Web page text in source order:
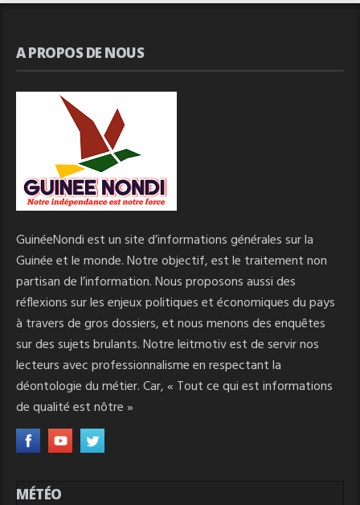
A PROPOS DE NOUS
GuinéeNondi est un site d’informations générales sur la
Guinée et le monde. Notre objectif, est le traitement non
partisan de l’information. Nous proposons aussi des
réflexions sur les enjeux politiques et économiques du pays
à travers de gros dossiers, et nous menons des enquêtes
sur des sujets brulants. Notre leitmotiv est de servir nos
lecteurs avec professionnalisme en respectant la
déontologie du métier. Car, « Tout ce qui est informations
de qualité est nôtre »
MÉTÉO